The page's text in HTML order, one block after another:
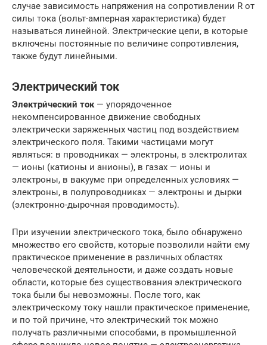
случае зависимость напряжения на сопротивлении R от
силы тока (вольт-амперная характеристика) будет
называться линейной. Электрические цепи, в которые
включены постоянные по величине сопротивления,
также будут линейными.
Электрический ток
Электри́ческий ток— упорядоченное
некомпенсированное движение свободных
электрически заряженных частиц под воздействием
электрического поля. Такими частицами могут
являться: в проводниках — электроны, в электролитах
— ионы (катионы и анионы), в газах — ионы и
электроны, в вакууме при определенных условиях —
электроны, в полупроводниках — электроны и дырки
(электронно-дырочная проводимость).
При изучении электрического тока, было обнаружено
множество его свойств, которые позволили найти ему
практическое применение в различных областях
человеческой деятельности, и даже создать новые
области, которые без существования электрического
тока были бы невозможны. После того, как
электрическому току нашли практическое применение,
и по той причине, что электрический ток можно
получать различными способами, в промышленной